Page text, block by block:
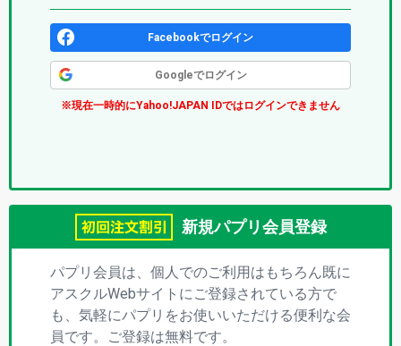
リ)
ボ
ク
ス
Facebookでログイン
Googleでログイン
※現在一時的にYahoo!JAPAN IDではログインできません
新規パプリ会員登録
パプリ会員は、個人でのご利用はもちろん既に
アスクルWebサイトにご登録されている方で
も、気軽にパプリをお使いいただける便利な会
員です。ご登録は無料です。